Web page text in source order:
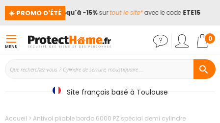
☀️ PROMO D'ÉTÉ
! 📢Jusqu'à -15%surtout le site*avec le codeETE15
MENU
0
Site français basé à Toulouse
Accueil Antivol pliable bordo 6000 PZ spécial demi cylindre